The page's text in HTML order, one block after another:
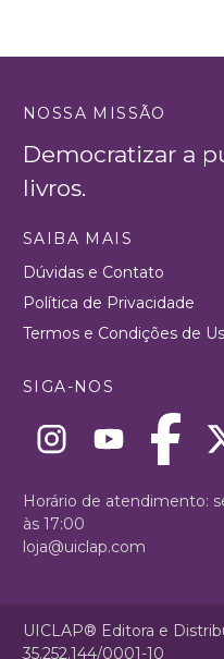
NOSSA MISSÃO
Democratizar a
livros.
SAIBA MAIS
Dúvidas e Contato
Política de Privacidade
Termos e Condições de
SIGA-NOS
Horário de atendimento:
às 17:00
loja@uiclap.com
UICLAP® Editora e
35.252.144/0001-10